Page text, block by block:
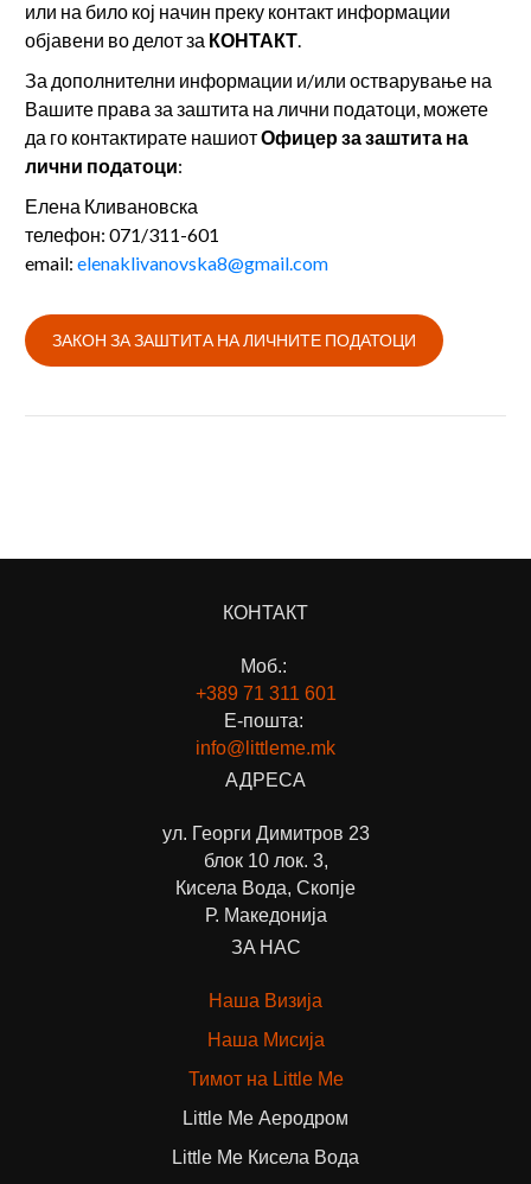
или на било кој начин преку контакт информации
објавени во делот за КОНТАКТ.
За дополнителни информации и/или остварување на
Вашите права за заштита на лични податоци, можете
да го контактирате нашиотОфицер за заштита на
лични податоци:
Елена Кливановска
телефон: 071/311-601
email: elenaklivanovska8@gmail.com
КОНТАКТ
Моб.:
+389 71 311 601
Е-пошта:
info@littleme.mk
АДРЕСА
ул. Георги Димитров 23
блок 10 лок. 3,
Кисела Вода, Скопје
Р. Македонија
ЗА НАС
Наша Визија
Наша Мисија
Тимот на Little Me
Little Me Аеродром
Little Me Кисела Вода